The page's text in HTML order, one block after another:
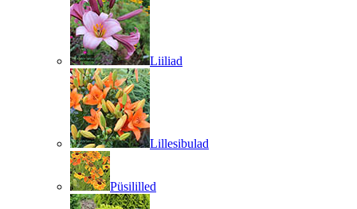
Liiliad
Lillesibulad
Püsililled